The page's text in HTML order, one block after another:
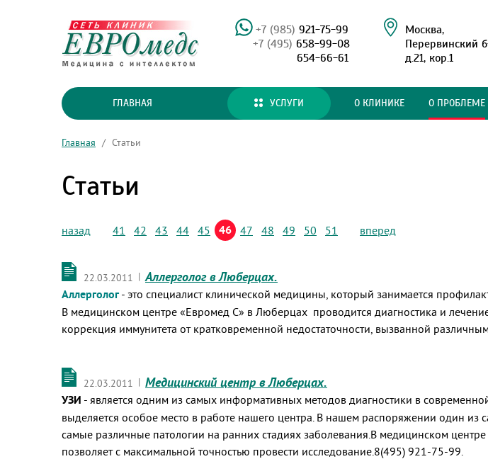
+7 (985) 921-75-99
+7 (495) 658-99-08
654-66-61
Москва,
Перервинский
д.21, кор.1
ГЛАВНАЯ УСЛУГИ О КЛИНИКЕ О ПРОБЛЕМЕ
Главная / Статьи
Статьи
назад 41 42 43 44 45 46 47 48 49 50 51 вперед
22.03.2011 | Аллерголог в Люберцах.
Аллерголог - это специалист клинической медицины, который занимается
В медицинском центре «Евромед С» в Люберцах проводится диагностика и
коррекция иммунитета от кратковременной недостаточности, вызванной
22.03.2011 | Медицинский центр в Люберцах.
УЗИ - является одним из самых информативных методов диагностики в
выделяется особое место в работе нашего центра. В нашем распоряжении один
самые различные патологии на ранних стадиях заболевания.В медицинском
позволяет с максимальной точностью провести исследование.8(495) 921-75-99.